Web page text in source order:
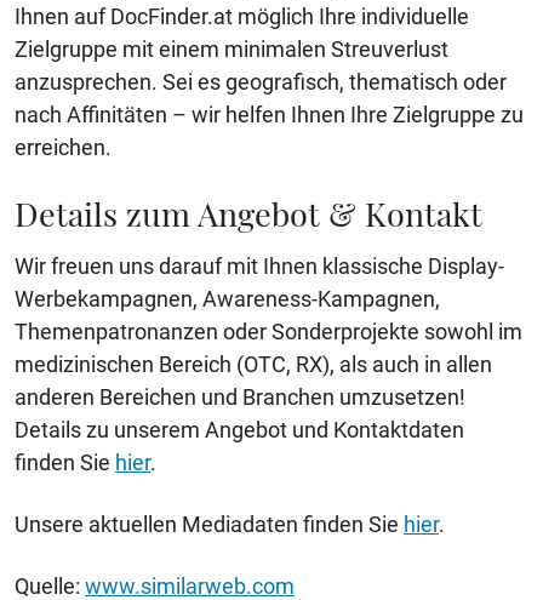
Ihnen auf DocFinder.at möglich Ihre individuelle
Zielgruppe mit einem minimalen Streuverlust
anzusprechen. Sei es geografisch, thematisch oder
nach Affinitäten – wir helfen Ihnen Ihre Zielgruppe zu
erreichen.
Details zum Angebot & Kontakt
Wir freuen uns darauf mit Ihnen klassische Display-
Werbekampagnen, Awareness-Kampagnen,
Themenpatronanzen oder Sonderprojekte sowohl im
medizinischen Bereich (OTC, RX), als auch in allen
anderen Bereichen und Branchen umzusetzen!
Details zu unserem Angebot und Kontaktdaten
finden Sie hier.
Unsere aktuellen Mediadaten finden Sie hier.
Quelle: www.similarweb.com